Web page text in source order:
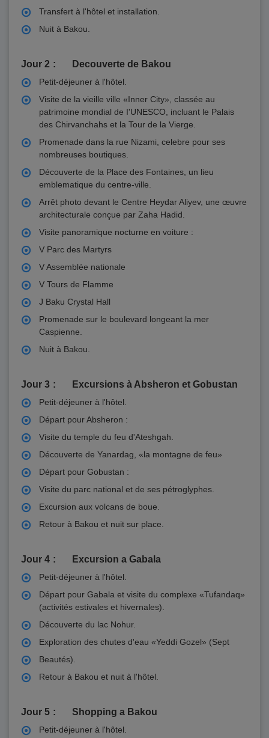
Transfert à l'hôtel et installation.
Nuit à Bakou.
Jour 2 Decouverte de Bakou
Petit-déjeuner à l'hôtel.
Visite de la vieille ville «Inner City», classée au
patrimoine mondial de I'UNESCO, incluant le Palais
des Chirvanchahs et la Tour de la Vierge.
Promenade dans la rue Nizami, celebre pour ses
nombreuses boutiques.
Découverte de la Place des Fontaines, un lieu
emblematique du centre-ville.
Arrêt photo devant le Centre Heydar Aliyev, une œuvre
architecturale conçue par Zaha Hadid.
Visite panoramique nocturne en voiture :
V Parc des Martyrs
V Assemblée nationale
V Tours de Flamme
J Baku Crystal Hall
Promenade sur le boulevard longeant la mer
Caspienne.
Nuit à Bakou.
Jour 3 Excursions à Absheron et Gobustan
Petit-déjeuner à l'hôtel.
Départ pour Absheron :
Visite du temple du feu d'Ateshgah.
Découverte de Yanardag, «la montagne de feu»
Départ pour Gobustan :
Visite du parc national et de ses pétroglyphes.
Excursion aux volcans de boue.
Retour à Bakou et nuit sur place.
Jour 4 Excursion a Gabala
Petit-déjeuner à l'hôtel.
Départ pour Gabala et visite du complexe «Tufandaq»
(activités estivales et hivernales).
Découverte du lac Nohur.
Exploration des chutes d'eau «Yeddi Gozel» (Sept
Beautés).
Retour à Bakou et nuit à l'hôtel.
Jour 5 Shopping a Bakou
Petit-déjeuner à l'hôtel.